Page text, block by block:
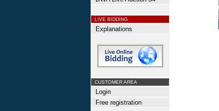
LIVE BIDDING
Explanations
CUSTOMER AREA
Login
Free registration